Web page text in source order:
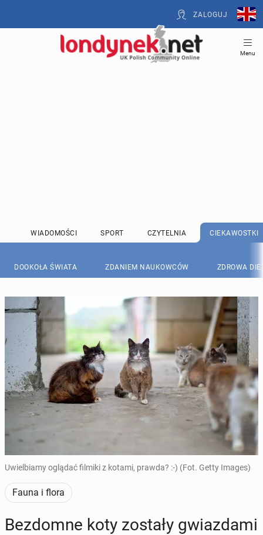
ZALOGUJ
Menu
WIADOMOŚCI SPORT CZYTELNIA CIEKAWOSTKI
DOOKOŁA ŚWIATA ZDANIEM NAUKOWCÓW ZDROWA
Uwielbiamy oglądać filmiki z kotami, prawda? :-) (Fot. Getty Images)
Fauna i flora
Bez­dom­ne koty zostały gwiaz­da­mi